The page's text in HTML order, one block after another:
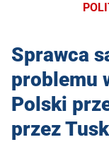
Sprawca
problemu
Polski
przez